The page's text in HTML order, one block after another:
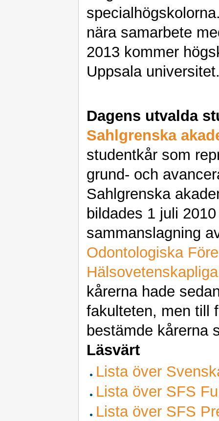
nära samarbete
2013 kommer
Uppsala
Dagens utvalda
Sahlgrenska
studentkår som
grund- och
Sahlgrenska
bildades 1 juli
sammanslagning
Odontologiska
kårerna hade
fakulteten, men till
bestämde kårerna
Läsvärt
Lista över
Lista över SFS
Lista över SFS